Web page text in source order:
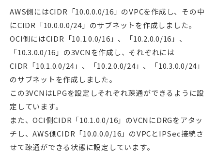
AWS側にはCIDR「10.0.0.0/16」のVPCを作成し、その中
にCIDR「10.0.0.0/24」のサブネットを作成しました。
OCI側にはCIDR「10.1.0.0/16」、「10.2.0.0/16」、
「10.3.0.0/16」の3VCNを作成し、それぞれには
CIDR「10.1.0.0/24」、「10.2.0.0/24」、「10.3.0.0/24」
のサブネットを作成しました。
この3VCNはLPGを設定しそれぞれ疎通ができるように設
定しています。
また、OCI側CIDR「10.1.0.0/16」のVCNにDRGをアタッ
チし、AWS側CIDR「10.0.0.0/16」のVPCとIPSec接続さ
せて疎通ができる状態に設定しています。